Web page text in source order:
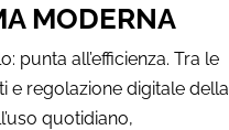
MODERNA
punta all’efficienza. Tra le
e regolazione digitale della
quotidiano,